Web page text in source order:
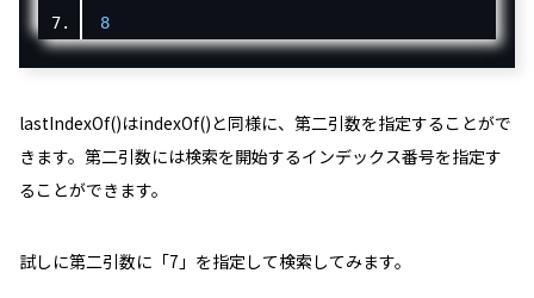
8
lastIndexOf()はindexOf()と同様に、第二引数を指定することがで
きます。第二引数には検索を開始するインデックス番号を指定す
ることができます。
試しに第二引数に「7 」を指定して検索してみます。